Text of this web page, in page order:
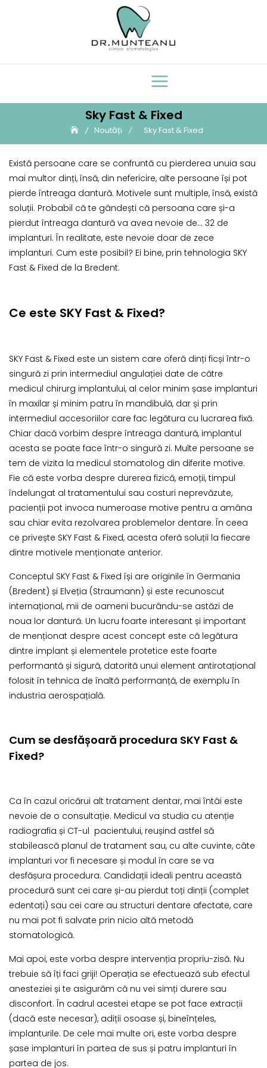
Sky Fast & Fixed
Noutăți Sky Fast & Fixed
Există persoane care se confruntă cu pierderea unuia sau
mai multor dinți, însă, din nefericire, alte persoane își pot
pierde întreaga dantură. Motivele sunt multiple, însă, există
soluții. Probabil că te gândești că persoana care și-a
pierdut întreaga dantură va avea nevoie de… 32 de
implanturi. În realitate, este nevoie doar de zece
implanturi. Cum este posibil? Ei bine, prin tehnologia SKY
Fast & Fixed de la Bredent.
Ce este SKY Fast & Fixed?
SKY Fast & Fixed este un sistem care oferă dinți ficși într-o
singură zi prin intermediul angulației date de către
medicul chirurg implantului, al celor minim șase implanturi
în maxilar și minim patru în mandibulă, dar și prin
intermediul accesoriilor care fac legătura cu lucrarea fixă.
Chiar dacă vorbim despre întreaga dantură, implantul
acesta se poate face într-o singură zi. Multe persoane se
tem de vizita la medicul stomatolog din diferite motive.
Fie că este vorba despre durerea fizică, emoții, timpul
îndelungat al tratamentului sau costuri neprevăzute,
pacienții pot invoca numeroase motive pentru a amâna
sau chiar evita rezolvarea problemelor dentare. În ceea
ce privește SKY Fast & Fixed, acesta oferă soluții la fiecare
dintre motivele menționate anterior.
Conceptul SKY Fast & Fixed își are originile în Germania
(Bredent) și Elveția (Straumann) și este recunoscut
internațional, mii de oameni bucurându-se astăzi de
noua lor dantură. Un lucru foarte interesant și important
de menționat despre acest concept este că legătura
dintre implant și elementele protetice este foarte
performantă și sigură, datorită unui element antirotațional
folosit în tehnica de înaltă performanță, de exemplu în
industria aerospațială.
Cum se desfășoară procedura SKY Fast &
Fixed?
Ca în cazul oricărui alt tratament dentar, mai întâi este
nevoie de o consultație. Medicul va studia cu atenție
radiografia și CT-ul pacientului, reușind astfel să
stabilească planul de tratament sau, cu alte cuvinte, câte
implanturi vor fi necesare și modul în care se va
desfășura procedura. Candidații ideali pentru această
procedură sunt cei care și-au pierdut toți dinții (complet
edentați) sau cei care au structuri dentare afectate, care
nu mai pot fi salvate prin nicio altă metodă
stomatologică.
Mai apoi, este vorba despre intervenția propriu-zisă. Nu
trebuie să îți faci griji! Operația se efectuează sub efectul
anesteziei și te asigurăm că nu vei simți durere sau
disconfort. În cadrul acestei etape se pot face extracții
(dacă este necesar), adiții osoase și, bineînțeles,
implanturile. De cele mai multe ori, este vorba despre
șase implanturi în partea de sus și patru implanturi în
partea de jos.